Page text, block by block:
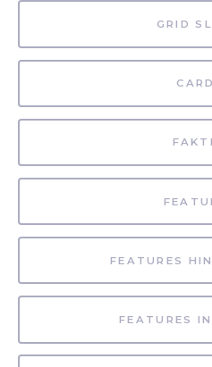
GRID
FEATURES
FEATURES